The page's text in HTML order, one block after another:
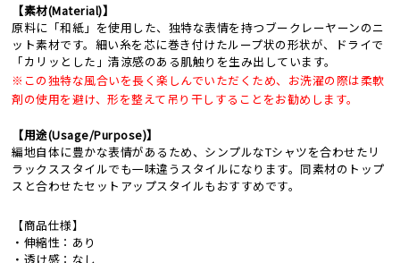
【素材(Material)】
原料に「和紙」を使用した、独特な表情を持つブークレーヤーンのニ
ット素材です。細い糸を芯に巻き付けたループ状の形状が、ドライで
「カリッとした」清涼感のある肌触りを生み出しています。
※この独特な風合いを長く楽しんでいただくため、お洗濯の際は柔軟
剤の使用を避け、形を整えて吊り干しすることをお勧めします。
【用途(Usage/Purpose)】
編地自体に豊かな表情があるため、シンプルなTシャツを合わせたリ
ラックススタイルでも一味違うスタイルになります。同素材のトップ
スと合わせたセットアップスタイルもおすすめです。
【商品仕様】
・伸縮性：あり
・透け感：なし